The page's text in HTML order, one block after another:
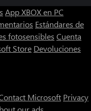
App XBOX en PC
Estándares de
fotosensibles Cuenta
Store Devoluciones
Microsoft Privacy